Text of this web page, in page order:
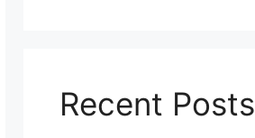
Recent Posts